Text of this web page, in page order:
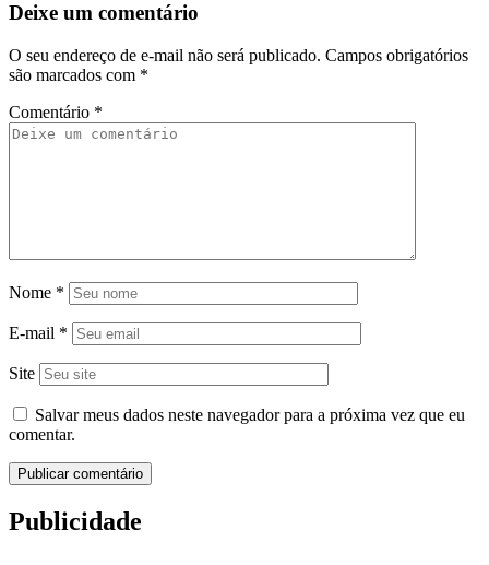
Deixe um comentário
O seu endereço de e-mail não será publicado. Campos obrigatórios
são marcados com *
Comentário *
Nome *
E-mail *
Site
Salvar meus dados neste navegador para a próxima vez que eu
comentar.
Publicidade